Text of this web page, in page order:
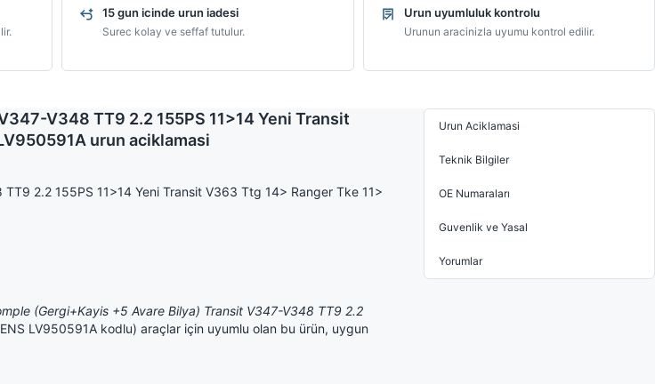
15 gun icinde urun iadesi
Surec kolay ve seffaf tutulur.
Urun uyumluluk kontrolu
Urunun aracinizla uyumu kontrol edilir.
V348 TT9 2.2 155PS 11>14 Yeni Transit
urun aciklamasi
2.2 155PS 11>14 Yeni Transit V363 Ttg 14> Ranger Tke 11>
(Gergi+Kayis +5 Avare Bilya) Transit V347-V348 TT9 2.2
LV950591A kodlu) araçlar için uyumlu olan bu ürün, uygun
Urun Aciklamasi
Teknik Bilgiler
OE Numaraları
Guvenlik ve Yasal
Yorumlar